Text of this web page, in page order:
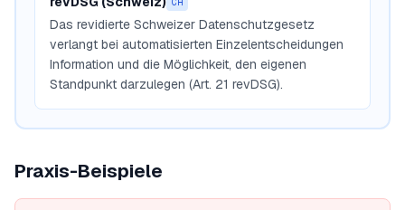
Das revidierte Schweizer Datenschutzgesetz
verlangt bei automatisierten Einzelentscheidungen
Information und die Möglichkeit, den eigenen
Standpunkt darzulegen (Art. 21 revDSG).
Praxis-Beispiele